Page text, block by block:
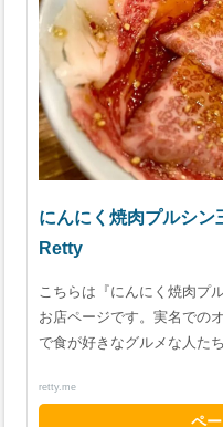
にんにく焼肉プルシン
Retty
こちらは『にんにく焼肉プ
お店ページです。実名での
で食が好きなグルメな人た
retty.me
ペ